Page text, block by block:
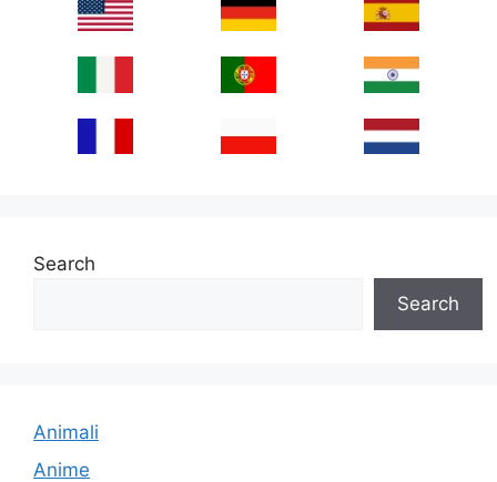
Search
Search
Animali
Anime